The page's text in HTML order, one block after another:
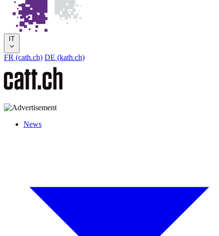
IT
FR (cath.ch) DE (kath.ch)
News